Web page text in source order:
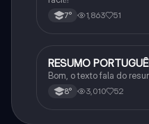
7° 1,863 51
Português
RESUMO
Bom, o texto fala do
8° 3,010 52